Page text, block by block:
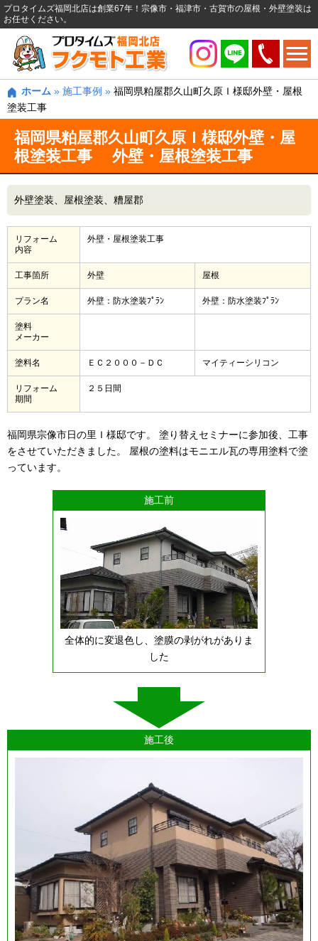
プロタイムズ福岡北店は創業67年！宗像市・福津市・古賀市の屋根・外壁塗装は
お任せください。
ホーム » 施工事例 » 福岡県粕屋郡久山町久原Ｉ様邸外壁・屋根
塗装工事
福岡県粕屋郡久山町久原Ｉ様邸外壁・屋
根塗装工事 外壁・屋根塗装工事
外壁塗装 屋根塗装 糟屋郡
リフォーム
内容
外壁・屋根塗装工事
工事箇所 外壁 屋根
プラン名 外壁：防水塗装ﾌﾟﾗﾝ 外壁：防水塗装ﾌﾟﾗﾝ
塗料
メーカー
塗料名 ＥＣ２０００－ＤＣ マイティーシリコン
リフォーム
期間
２５日間
福岡県宗像市日の里Ｉ様邸です。 塗り替えセミナーに参加後、工事
をさせていただきました。 屋根の塗料はモニエル瓦の専用塗料で塗
っています。
施工前
全体的に変退色し、塗膜の剥がれがありま
した
施工後